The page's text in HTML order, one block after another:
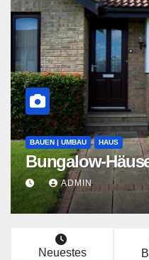
| UMBAU HAUS
Häuser
ADMIN
Neuestes